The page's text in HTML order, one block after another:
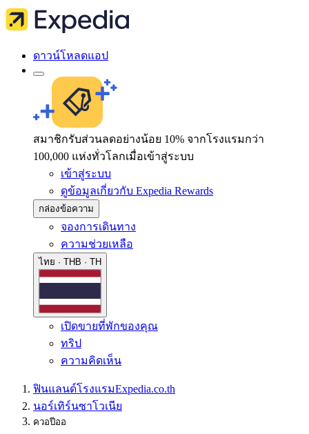
ดาวน์โหลดแอป
สมาชิกรับส่วนลดอย่างน้อย 10% จากโรงแรมกว่า
100,000 แห่งทั่วโลกเมื่อเข้าสู่ระบบ
เข้าสู่ระบบ
ดูข้อมูลเกี่ยวกับ Expedia Rewards
กล่องข้อความ
จองการเดินทาง
ความช่วยเหลือ
ไทย · THB · TH
เปิดขายที่พักของคุณ
ทริป
ความคิดเห็น
ฟินแลนด์โรงแรมExpedia.co.th
นอร์เทิร์นซาโวเนีย
ควอปีออ